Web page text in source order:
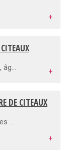
+
Ouvrage trilingue :FrançaisBernard, âgé de 23 ans, entrait à l'abbaye de Cîteaux en 1113, après avoir regroupé plus de trente compagnons, parmi lesquels ses frères. Ce petit livret raconte son enfance et sa jeunesse.EnglishBernard, aged 23, entered Cîteaux Abbey in 1113, after having gathered more than thirty companions; among them were his own brothers. This booklet relates his childhood and youth.DeutschBernhard trat mit 23 Jahren im Jahr 1113 in Cîteaux ein, nachdem er mehr als dreissig Gefährten um sich gesammelt hatte, unter ihnen seine Brüder. Dieses kleine Büchlein erzählt von seiner Kindheit und Jugendzeit.
+
DE CITEAUX
Présents sur les cinq continents, les moines (et moniales) " blancs " _ par opposition aux moines " noirs " de la tradition bénédictine _ forment aujourd'hui encore l'un des ensembles de congrégations les plus importantes du monde catholique. Quant à leur histoire quasi millénaire _ Cîteaux a été fondé en Côte-d'Or il y a près de neuf siècles, en 1098, pour favoriser une observance rigoureuse de la règle de saint Benoît _, elle a constitué un fait de civilisation majeur: sous l'impulsion de saint Bernard en particulier, cet ordre a introduit ou véhiculé dans la chrétienté médiévale une spiritualité et une théologie adaptées à un monde en pleine mutation.
+